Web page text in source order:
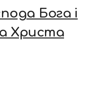
Бога і
Христа